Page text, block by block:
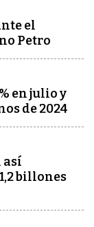
el
Petro
en julio y
de 2024
así
billones